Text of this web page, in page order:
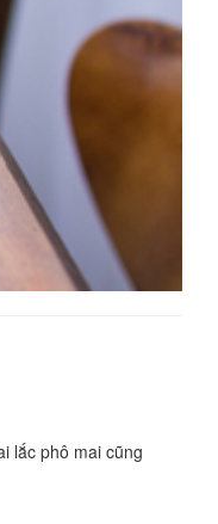
lắc phô mai cũng